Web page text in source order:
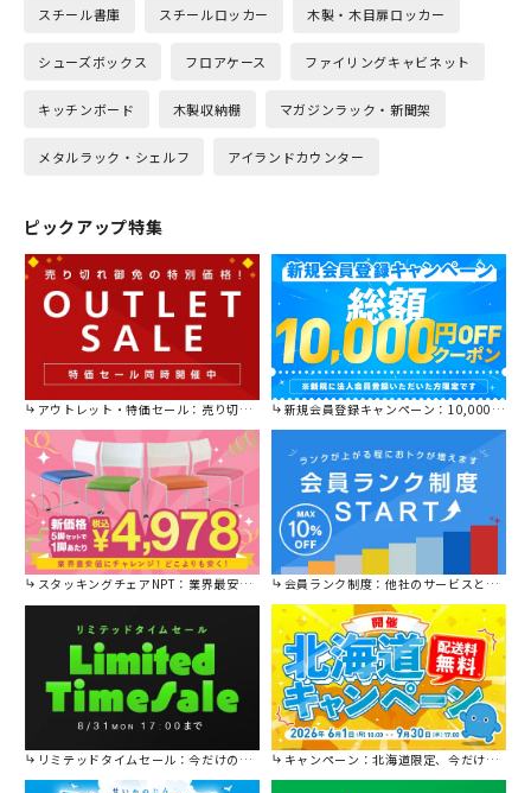
スチール書庫 スチールロッカー 木製・木目扉ロッカー
シューズボックス フロアケース ファイリングキャビネット
キッチンボード 木製収納棚 マガジンラック・新聞架
メタルラック・シェルフ アイランドカウンター
ピックアップ特集
アウトレット・特価セール：売り切れ御免の特別価格！ 新規会員登録キャンペーン：10,000円OFFクーポン進呈中！
スタッキングチェアNPT：業界最安値に挑戦！ 会員ランク制度：他社のサービスと比較してください。
リミテッドタイムセール：今だけの限定セール。 キャンペーン：北海道限定、今だけ送料無料！